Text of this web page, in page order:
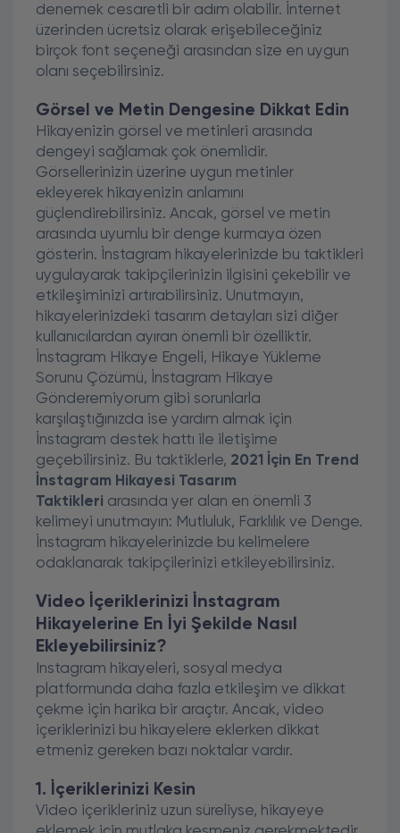
denemek cesaretli bir adım olabilir. İnternet
üzerinden ücretsiz olarak erişebileceğiniz
birçok font seçeneği arasından size en uygun
olanı seçebilirsiniz.
Görsel ve Metin Dengesine Dikkat Edin
Hikayenizin görsel ve metinleri arasında
dengeyi sağlamak çok önemlidir.
Görsellerinizin üzerine uygun metinler
ekleyerek hikayenizin anlamını
güçlendirebilirsiniz. Ancak, görsel ve metin
arasında uyumlu bir denge kurmaya özen
gösterin. İnstagram hikayelerinizde bu taktikleri
uygulayarak takipçilerinizin ilgisini çekebilir ve
etkileşiminizi artırabilirsiniz. Unutmayın,
hikayelerinizdeki tasarım detayları sizi diğer
kullanıcılardan ayıran önemli bir özelliktir.
İnstagram Hikaye Engeli, Hikaye Yükleme
Sorunu Çözümü, İnstagram Hikaye
Gönderemiyorum gibi sorunlarla
karşılaştığınızda ise yardım almak için
İnstagram destek hattı ile iletişime
geçebilirsiniz. Bu taktiklerle, 2021 İçin En Trend
İnstagram Hikayesi Tasarım
Taktikleri arasında yer alan en önemli 3
kelimeyi unutmayın: Mutluluk, Farklılık ve Denge.
İnstagram hikayelerinizde bu kelimelere
odaklanarak takipçilerinizi etkileyebilirsiniz.
Video İçeriklerinizi İnstagram
Hikayelerine En İyi Şekilde Nasıl
Ekleyebilirsiniz?
Instagram hikayeleri, sosyal medya
platformunda daha fazla etkileşim ve dikkat
çekme için harika bir araçtır. Ancak, video
içeriklerinizi bu hikayelere eklerken dikkat
etmeniz gereken bazı noktalar vardır.
1. İçeriklerinizi Kesin
Video içerikleriniz uzun süreliyse, hikayeye